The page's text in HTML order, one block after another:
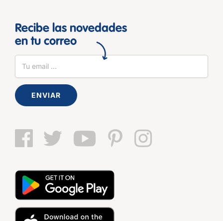
Recibe las novedades
en tu correo
ENVIAR